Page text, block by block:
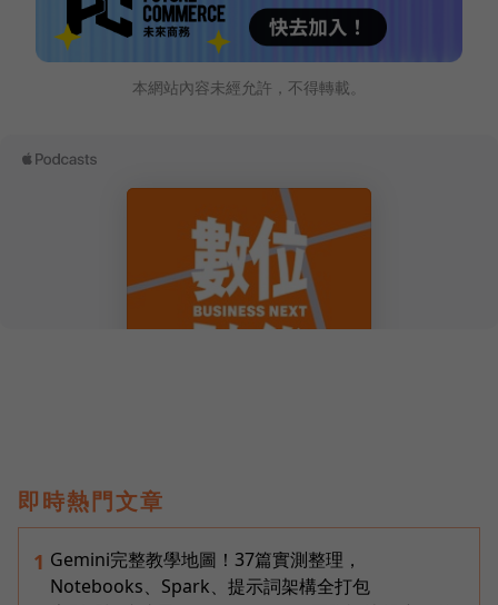
本網站內容未經允許，不得轉載。
即時熱門文章
1 Gemini完整教學地圖！37篇實測整理，
Notebooks、Spark、提示詞架構全打包